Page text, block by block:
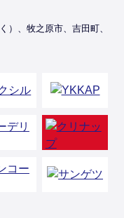
）、牧之原市、吉田町、